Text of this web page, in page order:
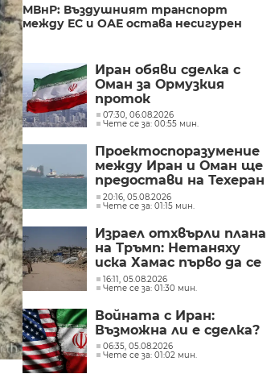
МВнР: Въздушният транспорт
между ЕС и ОАЕ остава несигурен
Иран обяви сделка с
Оман за Ормузкия
проток
07:30, 06.08.2026
Чете се за: 00:55 мин.
Проектоспоразумение
между Иран и Оман ще
предостави на Техеран
контрола над кораби,
влизащи в Персийския
20:16, 05.08.2026
Чете се за: 01:15 мин.
Израел отхвърли плана
на Тръмп: Нетаняху
иска Хамас първо да се
разоръжи
16:11, 05.08.2026
Чете се за: 01:30 мин.
Войната с Иран:
Възможна ли е сделка?
06:35, 05.08.2026
Чете се за: 01:02 мин.